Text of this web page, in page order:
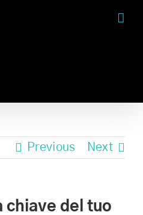
Previous Next
chiave del tuo